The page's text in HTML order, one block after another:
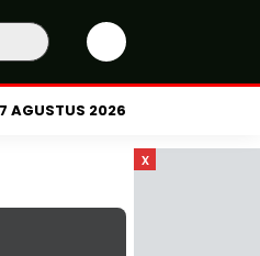
AGUSTUS 2026
x